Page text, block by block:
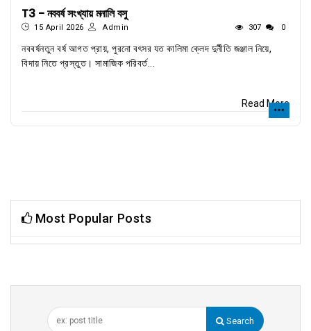
T3 - নববর্ষ সংখ্যায় মনালি বসু
15 April 2026 Admin 307 0
নববর্ষনতুন বর্ষ আগত প্রায়, পুরনো বৎসর যত কালিমা ক্লেদ দুর্নীতি জঞ্জাল নিয়ে,
বিদায় নিতে প্রস্তুত। সামাজিক পরিবর্ত...
Read More
Most Popular Posts
Search